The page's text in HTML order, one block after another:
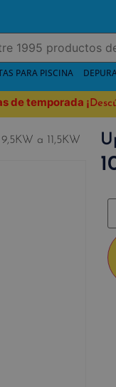
PARA PISCINA
de temporada ¡
a 11,5KW